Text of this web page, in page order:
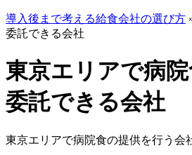
導入後まで考える給食会社の選び方
委託できる会社
東京エリアで病
委託できる会社
東京エリアで病院食の提供を行う会